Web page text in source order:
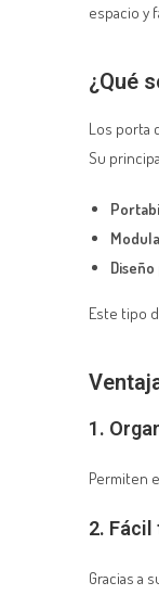
espacio y
¿Qué
Los porta
Su
Este tipo
1.
Permiten
2.
Gracias a